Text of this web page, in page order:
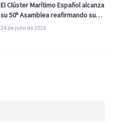
El Clúster Marítimo Español alcanza
su 50ª Asamblea reafirmando su
liderazgo en la Economía Azul
24 de julio de 2026